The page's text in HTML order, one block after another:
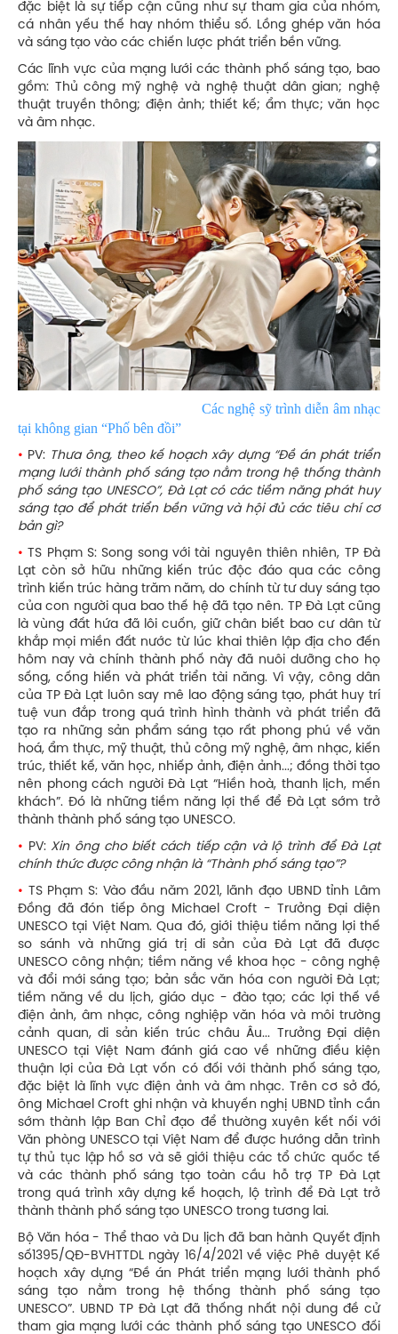
đặc biệt là sự tiếp cận cũng như sự tham gia của nhóm,
cá nhân yếu thế hay nhóm thiểu số. Lồng ghép văn hóa
và sáng tạo vào các chiến lược phát triển bền vững.
Các lĩnh vực của mạng lưới các thành phố sáng tạo, bao
gồm: Thủ công mỹ nghệ và nghệ thuật dân gian; nghệ
thuật truyền thông; điện ảnh; thiết kế; ẩm thực; văn học
và âm nhạc.
Các nghệ sỹ trình diễn âm nhạc
tại không gian “Phố bên đồi”
• PV: Thưa ông, theo kế hoạch xây dựng “Đề án phát triển
mạng lưới thành phố sáng tạo nằm trong hệ thống thành
phố sáng tạo UNESCO”, Đà Lạt có các tiềm năng phát huy
sáng tạo để phát triển bền vững và hội đủ các tiêu chí cơ
bản gì?
• TS Phạm S: Song song với tài nguyên thiên nhiên, TP Đà
Lạt còn sở hữu những kiến trúc độc đáo qua các công
trình kiến trúc hàng trăm năm, do chính từ tư duy sáng tạo
của con người qua bao thế hệ đã tạo nên. TP Đà Lạt cũng
là vùng đất hứa đã lôi cuốn, giữ chân biết bao cư dân từ
khắp mọi miền đất nước từ lúc khai thiên lập địa cho đến
hôm nay và chính thành phố này đã nuôi dưỡng cho họ
sống, cống hiến và phát triển tài năng. Vì vậy, công dân
của TP Đà Lạt luôn say mê lao động sáng tạo, phát huy trí
tuệ vun đắp trong quá trình hình thành và phát triển đã
tạo ra những sản phẩm sáng tạo rất phong phú về văn
hoá, ẩm thực, mỹ thuật, thủ công mỹ nghệ, âm nhạc, kiến
trúc, thiết kế, văn học, nhiếp ảnh, điện ảnh...; đồng thời tạo
nên phong cách người Đà Lạt “Hiền hoà, thanh lịch, mến
khách”. Đó là những tiềm năng lợi thế để Đà Lạt sớm trở
thành thành phố sáng tạo UNESCO.
• PV: Xin ông cho biết cách tiếp cận và lộ trình để Đà Lạt
chính thức được công nhận là “Thành phố sáng tạo”?
•
TS Phạm S: Vào đầu năm 2021, lãnh đạo UBND tỉnh Lâm
Đồng đã đón tiếp ông Michael Croft - Trưởng Đại diện
UNESCO tại Việt Nam. Qua đó, giới thiệu tiềm năng lợi thế
so sánh và những giá trị di sản của Đà Lạt đã được
UNESCO công nhận; tiềm năng về khoa học - công nghệ
và đổi mới sáng tạo; bản sắc văn hóa con người Đà Lạt;
tiềm năng về du lịch, giáo dục - đào tạo; các lợi thế về
điện ảnh, âm nhạc, công nghiệp văn hóa và môi trường
cảnh quan, di sản kiến trúc châu Âu... Trưởng Đại diện
UNESCO tại Việt Nam đánh giá cao về những điều kiện
thuận lợi của Đà Lạt vốn có đối với thành phố sáng tạo,
đặc biệt là lĩnh vực điện ảnh và âm nhạc. Trên cơ sở đó,
ông Michael Croft ghi nhận và khuyến nghị UBND tỉnh cần
sớm thành lập Ban Chỉ đạo để thường xuyên kết nối với
Văn phòng UNESCO tại Việt Nam để được hướng dẫn trình
tự thủ tục lập hồ sơ và sẽ giới thiệu các tổ chức quốc tế
và các thành phố sáng tạo toàn cầu hỗ trợ TP Đà Lạt
trong quá trình xây dựng kế hoạch, lộ trình để Đà Lạt trở
thành thành phố sáng tạo UNESCO trong tương lai.
Bộ Văn hóa - Thể thao và Du lịch đã ban hành Quyết định
số1395/QĐ-BVHTTDL ngày 16/4/2021 về việc Phê duyệt Kế
hoạch xây dựng “Đề án Phát triển mạng lưới thành phố
sáng tạo nằm trong hệ thống thành phố sáng tạo
UNESCO”. UBND TP Đà Lạt đã thống nhất nội dung đề cử
tham gia mạng lưới các thành phố sáng tạo UNESCO đối